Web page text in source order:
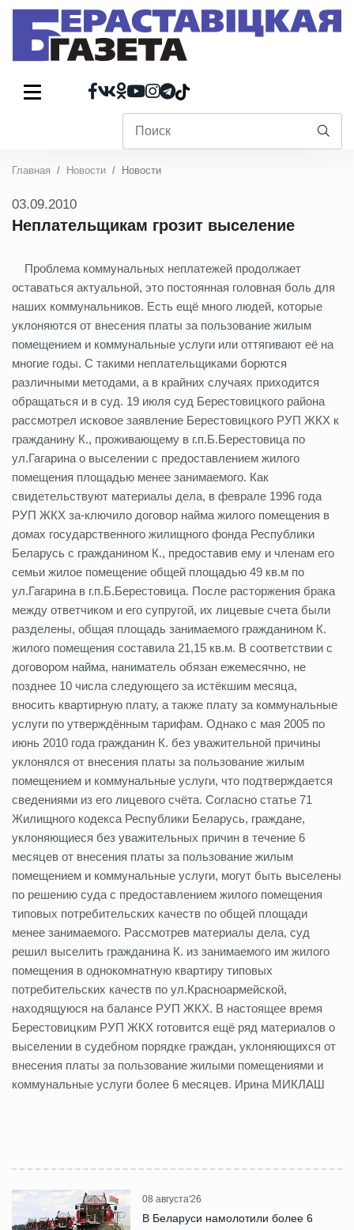
Главная Новости Новости
03.09.2010
Неплательщикам грозит выселение
Проблема коммунальных неплатежей продолжает
оставаться актуальной, это постоянная головная боль для
наших коммунальников. Есть ещё много людей, которые
уклоняются от внесения платы за пользование жилым
помещением и коммунальные услуги или оттягивают её на
многие годы. С такими неплательщиками борются
различными методами, а в крайних случаях приходится
обращаться и в суд. 19 июля суд Берестовицкого района
рассмотрел исковое заявление Берестовицкого РУП ЖКХ к
гражданину К., проживающему в г.п.Б.Берестовица по
ул.Гагарина о выселении с предоставлением жилого
помещения площадью менее занимаемого. Как
свидетельствуют материалы дела, в феврале 1996 года
РУП ЖКХ за-ключило договор найма жилого помещения в
домах государственного жилищного фонда Республики
Беларусь с гражданином К., предоставив ему и членам его
семьи жилое помещение общей площадью 49 кв.м по
ул.Гагарина в г.п.Б.Берестовица. После расторжения брака
между ответчиком и его супругой, их лицевые счета были
разделены, общая площадь занимаемого гражданином К.
жилого помещения составила 21,15 кв.м. В соответствии с
договором найма, наниматель обязан ежемесячно, не
позднее 10 числа следующего за истёкшим месяца,
вносить квартирную плату, а также плату за коммунальные
услуги по утверждённым тарифам. Однако с мая 2005 по
июнь 2010 года гражданин К. без уважительной причины
уклонялся от внесения платы за пользование жилым
помещением и коммунальные услуги, что подтверждается
сведениями из его лицевого счёта. Согласно статье 71
Жилищного кодекса Республики Беларусь, граждане,
уклоняющиеся без уважительных причин в течение 6
месяцев от внесения платы за пользование жилым
помещением и коммунальные услуги, могут быть выселены
по решению суда с предоставлением жилого помещения
типовых потребительских качеств по общей площади
менее занимаемого. Рассмотрев материалы дела, суд
решил выселить гражданина К. из занимаемого им жилого
помещения в однокомнатную квартиру типовых
потребительских качеств по ул.Красноармейской,
находящуюся на балансе РУП ЖКХ. В настоящее время
Берестовицким РУП ЖКХ готовится ещё ряд материалов о
выселении в судебном порядке граждан, уклоняющихся от
внесения платы за пользование жилыми помещениями и
коммунальные услуги более 6 месяцев. Ирина МИКЛАШ
08 августа'26
В Беларуси намолотили более 6